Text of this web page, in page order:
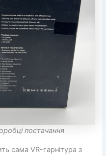
постачання
сама VR-гарнітура з